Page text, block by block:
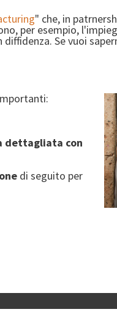
" che, in
per esempio,
Se vuoi
dettagliata con
di seguito per